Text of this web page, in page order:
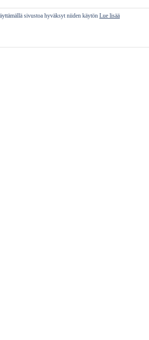
sivustoa hyväksyt niiden käytön Lue lisää